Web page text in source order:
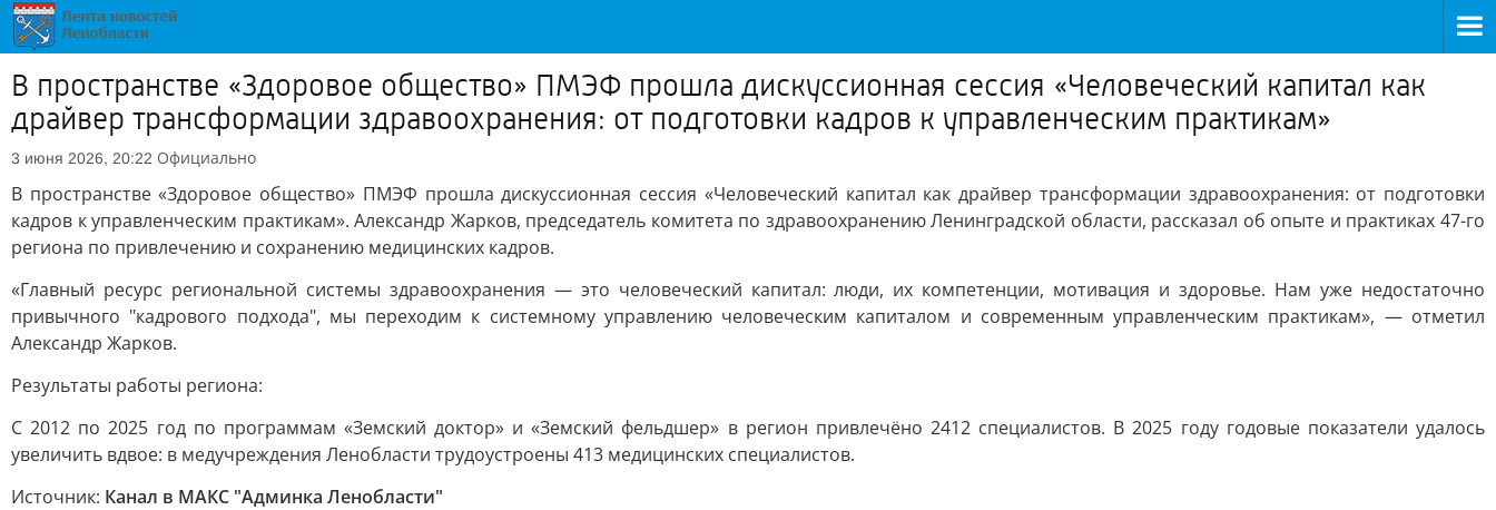
В пространстве «Здоровое общество» ПМЭФ прошла дискуссионная сессия «Человеческий капитал как
драйвер трансформации здравоохранения: от подготовки кадров к управленческим практикам»
3 июня 2026, 20:22 Официально
В пространстве «Здоровое общество» ПМЭФ прошла дискуссионная сессия «Человеческий капитал как драйвер трансформации здравоохранения: от подготовки
кадров к управленческим практикам». Александр Жарков, председатель комитета по здравоохранению Ленинградской области, рассказал об опыте и практиках 47-го
региона по привлечению и сохранению медицинских кадров.
«Главный ресурс региональной системы здравоохранения — это человеческий капитал: люди, их компетенции, мотивация и здоровье. Нам уже недостаточно
привычного "кадрового подхода", мы переходим к системному управлению человеческим капиталом и современным управленческим практикам», — отметил
Александр Жарков.
Результаты работы региона:
С 2012 по 2025 год по программам «Земский доктор» и «Земский фельдшер» в регион привлечёно 2412 специалистов. В 2025 году годовые показатели удалось
увеличить вдвое: в медучреждения Ленобласти трудоустроены 413 медицинских специалистов.
Источник: Канал в МАКС "Админка Ленобласти"